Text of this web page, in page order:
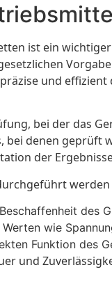
ist ein
und
bei der das
bei denen
der
des
wie
Funktion des
und